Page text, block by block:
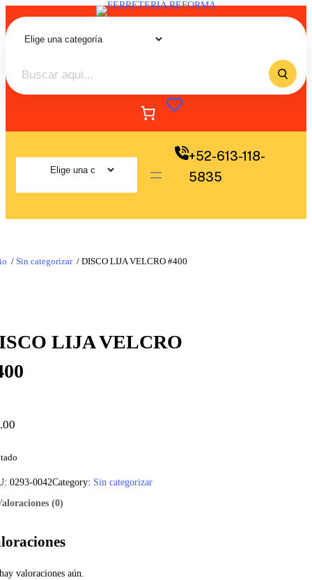
+52-613-118-
5835
/ Sin categorizar / DISCO LIJA VELCRO #400
LIJA VELCRO
0293-0042Category: Sin categorizar
(0)
valoraciones aún.